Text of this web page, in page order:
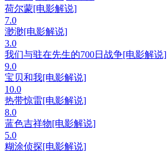
荷尔蒙[电影解说]
7.0
渺渺[电影解说]
3.0
我们与驻在先生的700日战争[电影解说]
9.0
宝贝和我[电影解说]
10.0
热带惊雷[电影解说]
8.0
蓝色吉祥物[电影解说]
5.0
糊涂侦探[电影解说]